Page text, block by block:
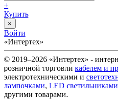
+
Купить
×
Войти
«Интертех»
© 2019–2026 «Интертех» -
розничной торговли кабелем и
электротехническими и
лампочками, LED светильниками
другими товарами.